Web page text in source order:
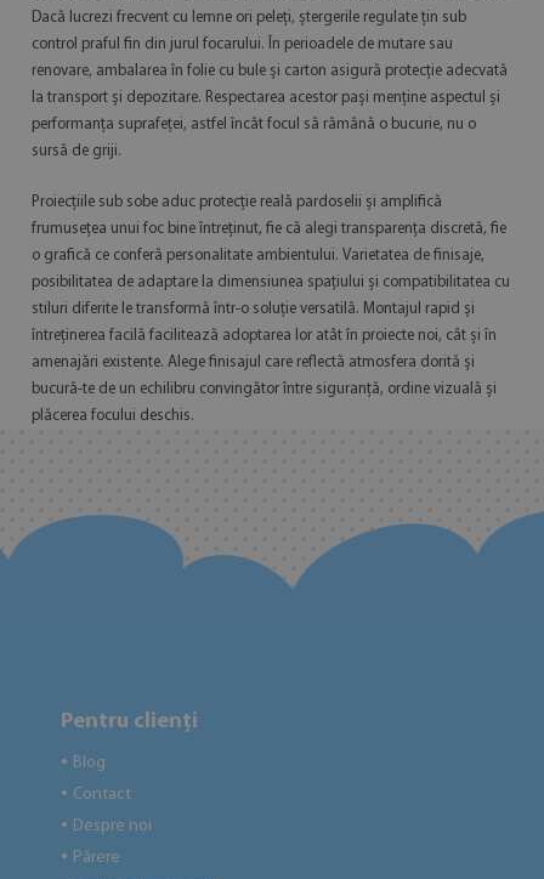
Dacă lucrezi frecvent cu lemne ori peleți, ștergerile regulate țin sub
control praful fin din jurul focarului. În perioadele de mutare sau
renovare, ambalarea în folie cu bule și carton asigură protecție adecvată
la transport și depozitare. Respectarea acestor pași menține aspectul și
performanța suprafeței, astfel încât focul să rămână o bucurie, nu o
sursă de griji.
Proiecțiile sub sobe aduc protecție reală pardoselii și amplifică
frumusețea unui foc bine întreținut, fie că alegi transparența discretă, fie
o grafică ce conferă personalitate ambientului. Varietatea de finisaje,
posibilitatea de adaptare la dimensiunea spațiului și compatibilitatea cu
stiluri diferite le transformă într-o soluție versatilă. Montajul rapid și
întreținerea facilă facilitează adoptarea lor atât în proiecte noi, cât și în
amenajări existente. Alege finisajul care reflectă atmosfera dorită și
bucură-te de un echilibru convingător între siguranță, ordine vizuală și
plăcerea focului deschis.
Pentru clienți
● Blog
● Contact
● Despre noi
● Părere